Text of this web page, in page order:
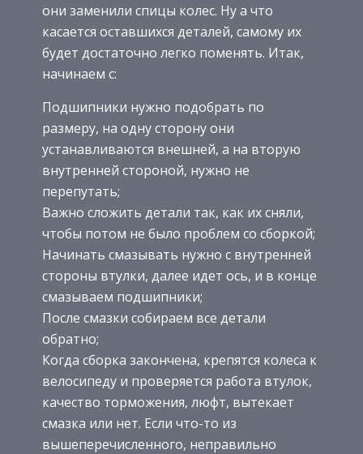
они заменили спицы колес. Ну а что
касается оставшихся деталей, самому их
будет достаточно легко поменять. Итак,
начинаем с:
Подшипники нужно подобрать по
размеру, на одну сторону они
устанавливаются внешней, а на вторую
внутренней стороной, нужно не
перепутать;
Важно сложить детали так, как их сняли,
чтобы потом не было проблем со сборкой;
Начинать смазывать нужно с внутренней
стороны втулки, далее идет ось, и в конце
смазываем подшипники;
После смазки собираем все детали
обратно;
Когда сборка закончена, крепятся колеса к
велосипеду и проверяется работа втулок,
качество торможения, люфт, вытекает
смазка или нет. Если что-то из
вышеперечисленного, неправильно